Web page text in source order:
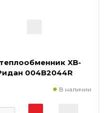
XB-
004B2044R
В наличии